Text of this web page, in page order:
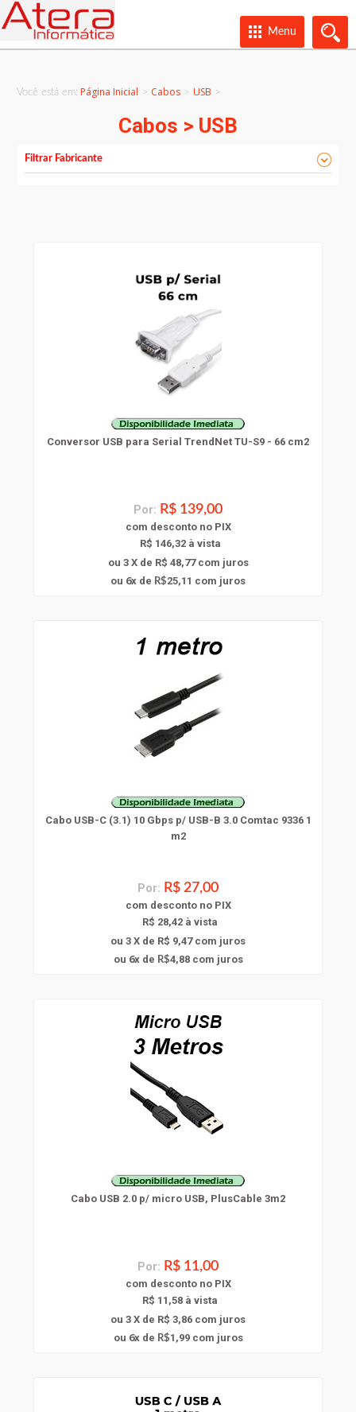
Menu
Você está em: Página Inicial Cabos > USB >
Cabos > USB
Filtrar Fabricante
Conversor USB para Serial TrendNet TU-S9 - 66 cm2
Por: R$ 139,00
com desconto no PIX
R$ 146,32 à vista
ou 3 X de R$ 48,77com juros
ou 6x de R$25,11 com juros
Cabo USB-C (3.1) 10 Gbps p/ USB-B 3.0 Comtac 9336 1
m2
Por: R$ 27,00
com desconto no PIX
R$ 28,42 à vista
ou 3 X de R$ 9,47com juros
ou 6x de R$4,88com juros
Cabo USB 2.0 p/ micro USB, PlusCable 3m2
Por: R$ 11,00
com desconto no PIX
R$ 11,58 à vista
ou 3 X de R$ 3,86 com juros
ou 6x de R$1,99com juros